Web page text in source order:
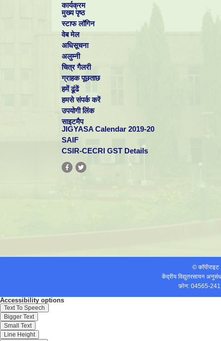
कार्यक्रम
मुख्य पृष्ठ
स्टाफ लॉगिन
वेब मेल
अधिसूचना
अलुम्नी
चित्र गैलरी
ग्राहक पूछताछ
हमें ढूंढें
हमसे संपर्क करें
उपयोगी लिंक
साइटमैप
JIGYASA Calendar 2019-20
SAIF
CSIR-CECRI GST Details
©
केंद्रीय विद्युतरसायन
फ़ोन: 04565-
Accessibility options
Text To Speech
Bigger Text
Small Text
Line Height